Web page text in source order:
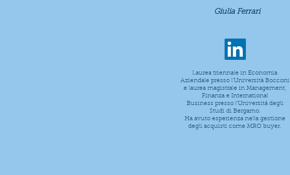
Giulia Ferrari
Laurea triennale in Economia
Aziendale presso l'Università Bocconi
e laurea magistrale in Management,
Finanza e International
Business presso l'Universitá degli
Studi di Bergamo.
Ha avuto esperienza nella gestione
degli acquisti come MRO buyer.